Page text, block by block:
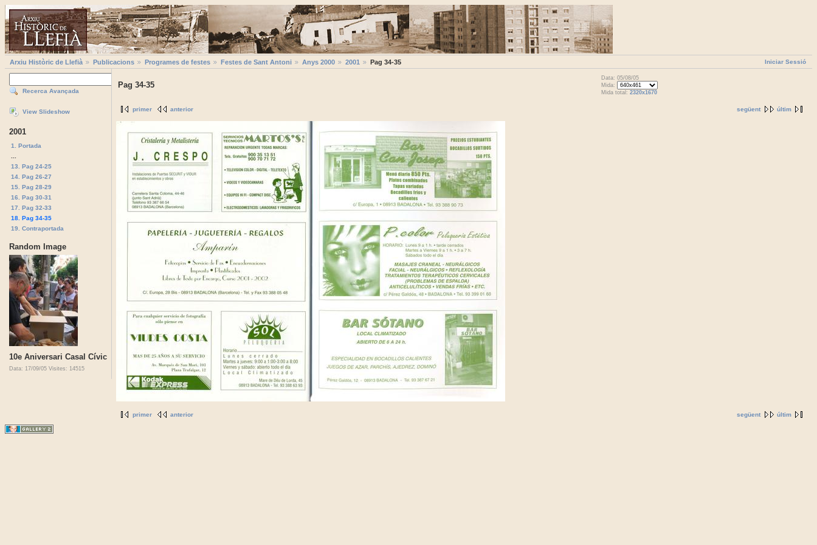
Iniciar Sessió
Arxiu Històric de Llefià Publicacions Programes de festes Festes de Sant Antoni Anys 2000 2001 Pag 34-35
Recerca Avançada
View Slideshow
2001
1. Portada
13. Pag 24-25
14. Pag 26-27
15. Pag 28-29
16. Pag 30-31
17. Pag 32-33
18. Pag 34-35
19. Contraportada
Random Image
10e Aniversari Casal Cívic
Data: 17/09/05 Visites: 14515
Pag 34-35
Data: 05/08/05
Mida:
Mida total: 2320x1670
següent últim
primer anterior
següent últim
primer anterior